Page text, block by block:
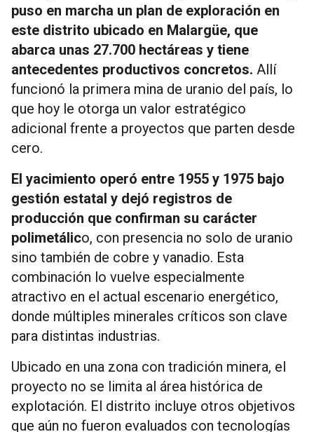
puso en marcha un plan de exploración en
este distrito ubicado en Malargüe, que
abarca unas 27.700 hectáreas y tiene
antecedentes productivos concretos. Allí
funcionó la primera mina de uranio del país, lo
que hoy le otorga un valor estratégico
adicional frente a proyectos que parten desde
cero.
El yacimiento operó entre 1955 y 1975 bajo
gestión estatal y dejó registros de
producción que confirman su carácter
polimetálico, con presencia no solo de uranio
sino también de cobre y vanadio. Esta
combinación lo vuelve especialmente
atractivo en el actual escenario energético,
donde múltiples minerales críticos son clave
para distintas industrias.
Ubicado en una zona con tradición minera, el
proyecto no se limita al área histórica de
explotación. El distrito incluye otros objetivos
que aún no fueron evaluados con tecnologías